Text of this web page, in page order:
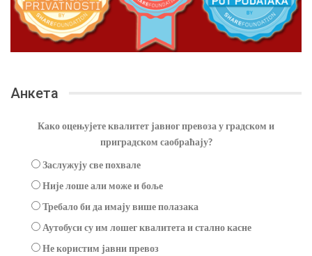
Анкета
Како оцењујете квалитет јавног превоза у градском и
приградском саобраћају?
Заслужују све похвале
Није лоше али може и боље
Требало би да имају више полазака
Аутобуси су им лошег квалитета и стално касне
Не користим јавни превоз